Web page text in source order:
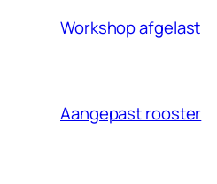
Workshop afgelast
Aangepast rooster